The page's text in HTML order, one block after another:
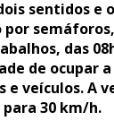
sentidos e
por
das
de ocupar
e veículos. A
30 km/h.